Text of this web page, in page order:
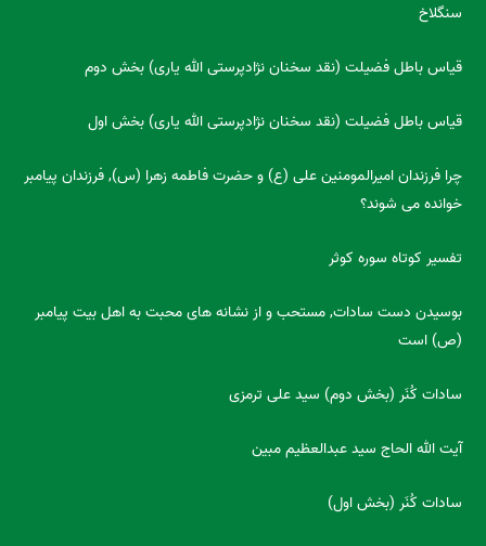
سنگلاخ
قیاس باطل فضیلت (نقد سخنان نژادپرستی الله یاری) بخش دوم
قیاس باطل فضیلت (نقد سخنان نژادپرستی الله یاری) بخش اول
چرا فرزندان امیرالمومنین علی (ع) و حضرت فاطمه زهرا (س), فرزندان پیامبر
خوانده می شوند؟
تفسیر کوتاه سوره کوثر
بوسیدن دست سادات, مستحب و از نشانه های محبت به اهل بیت پیامبر
(ص) است
سادات کُنَر (بخش دوم) سید علی ترمزی
آیت الله الحاج سید عبدالعظیم مبین
سادات کُنَر (بخش اول)